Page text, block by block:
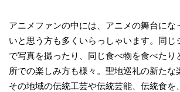
アニメファンの中には、アニメの舞台にな
いと思う方も多くいらっしゃいます。同じ
で写真を撮ったり、同じ食べ物を食べたり
所での楽しみ方も様々。聖地巡礼の新たな
その地域の伝統工芸や伝統芸能、伝統食を